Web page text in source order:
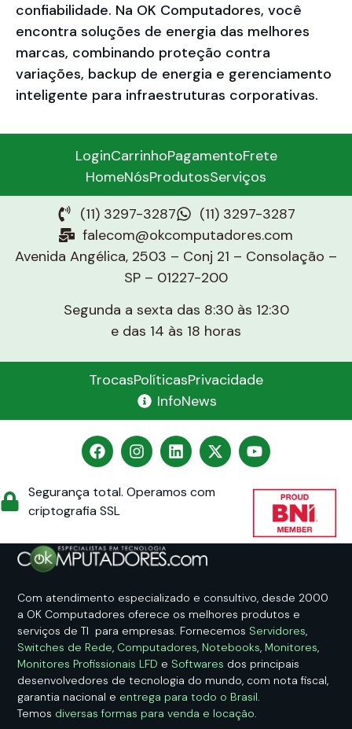
confiabilidade. Na OK Computadores, você
encontra soluções de energia das melhores
marcas, combinando proteção contra
variações, backup de energia e gerenciamento
inteligente para infraestruturas corporativas.
LoginCarrinhoPagamentoFrete
HomeNósProdutosServiços
(11) 3297-3287
(11) 3297-3287
falecom@okcomputadores.com
Avenida Angélica, 2503 – Conj 21 – Consolação –
SP – 01227-200
Segunda a sexta das 8:30 às 12:30
e das 14 às 18 horas
TrocasPolíticasPrivacidade
InfoNews
Segurança total. Operamos com
criptografia SSL
Com atendimento especializado e consultivo, desde 2000
a OK Computadores oferece os melhores produtos e
serviços de TI para empresas. Fornecemos Servidores,
Switches de Rede, Computadores, Notebooks, Monitores,
Monitores Profissionais LFD e Softwares dos principais
desenvolvedores de tecnologia do mundo, com nota fiscal,
garantia nacional e entrega para todo o Brasil.
Temos diversas formas para venda e locação.